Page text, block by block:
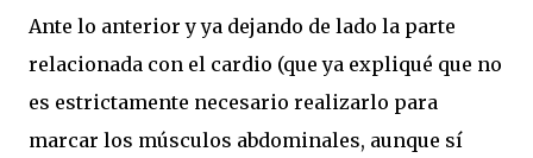
Ante lo anterior y ya dejando de lado la parte
relacionada con el cardio (que ya expliqué que no
es estrictamente necesario realizarlo para
marcar los músculos abdominales, aunque sí